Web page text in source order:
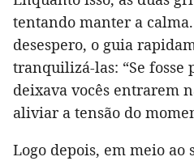
tentando manter a
desespero, o guia
tranquilizá-las: “Se fosse
deixava vocês entrarem
aliviar a tensão do
Logo depois, em meio ao